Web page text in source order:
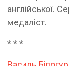
англійської.
медаліст.
* * *